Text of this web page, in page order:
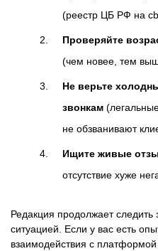
(реестр ЦБ РФ на
Проверяйте
(чем новее, тем
Не верьте
звонкам
не обзванивают
Ищите живые
отсутствие хуже
Редакция продолжает следить
ситуацией. Если у вас есть
взаимодействия с